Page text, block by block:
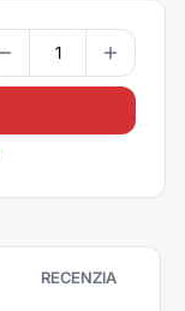
RECENZIA